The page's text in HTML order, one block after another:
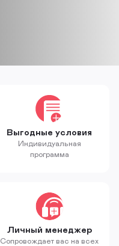
Выгодные условия
Индивидуальная
программа
Личный менеджер
Сопровождает вас на всех